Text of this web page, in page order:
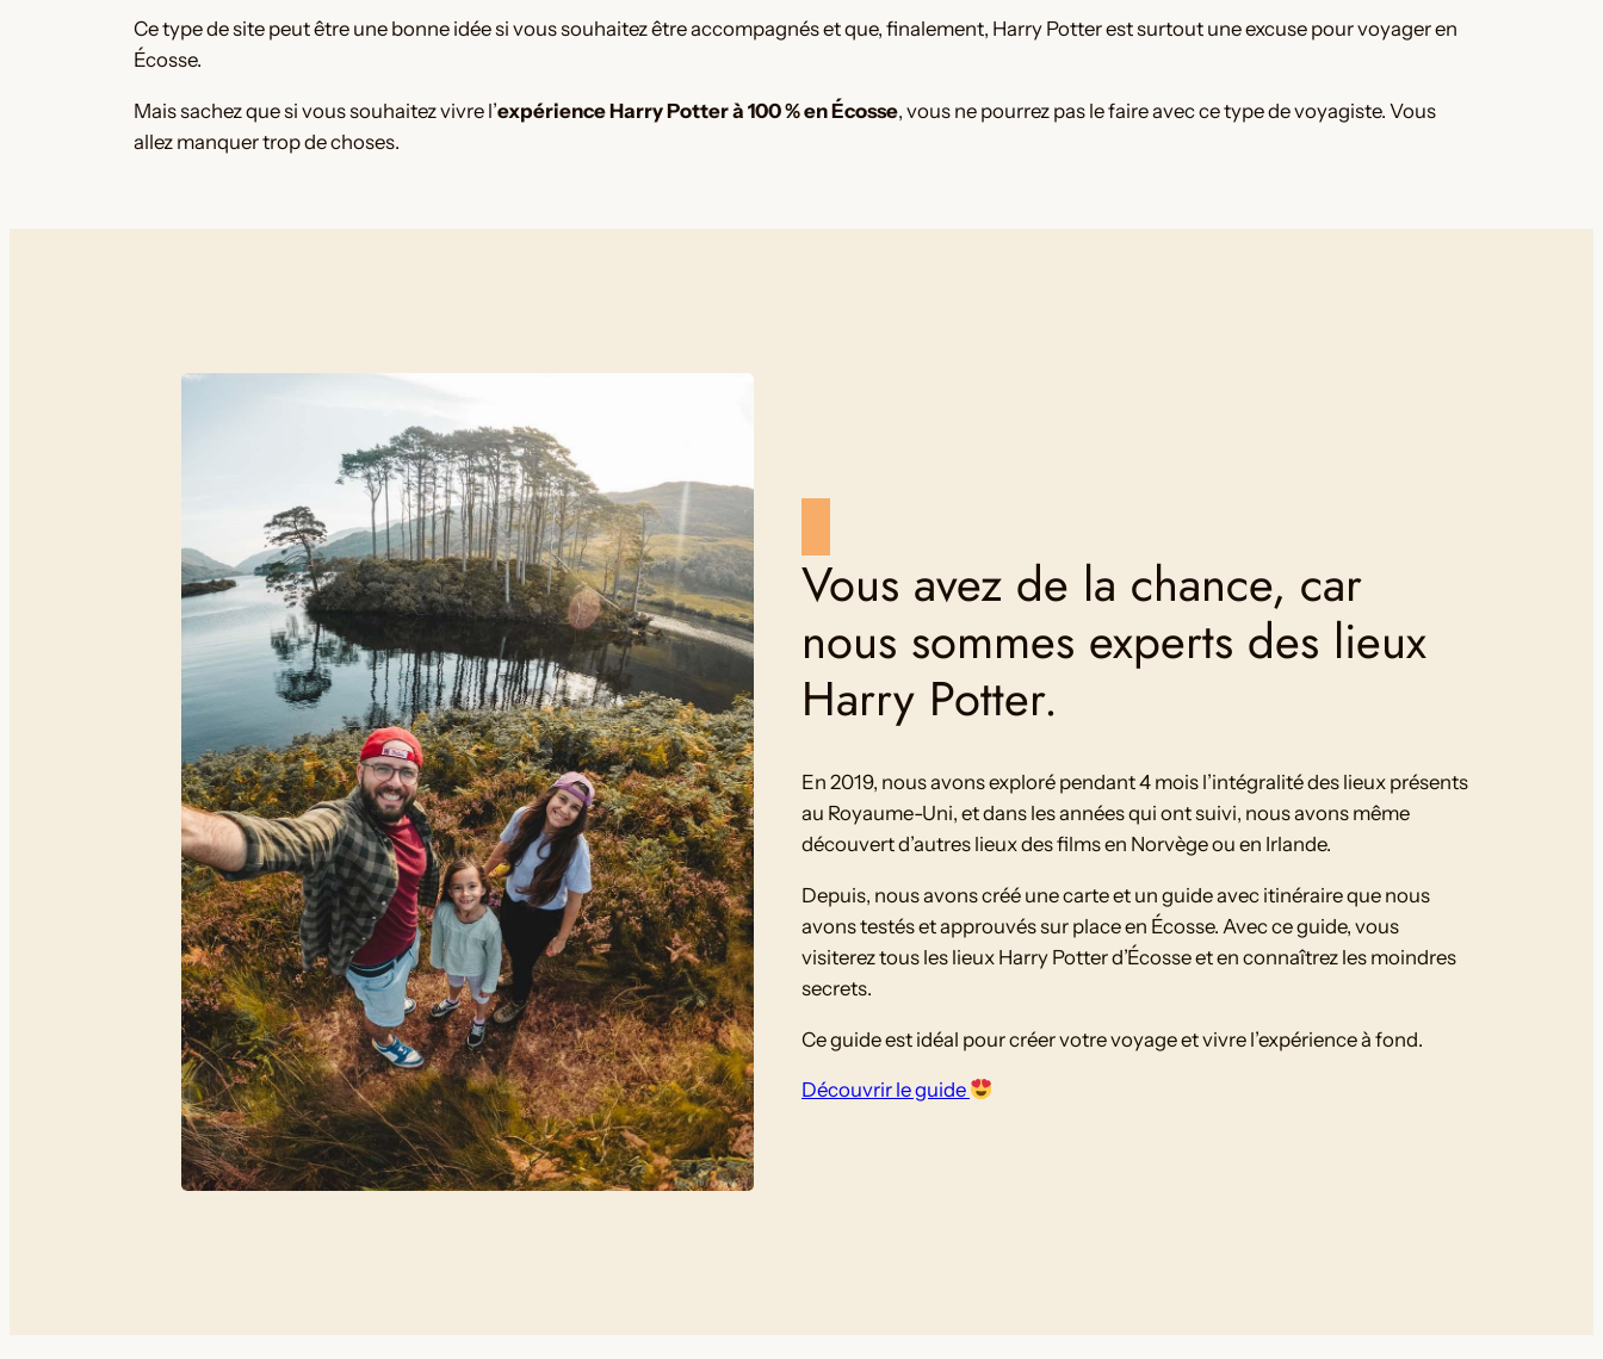
Ce type de site peut être une bonne idée si vous souhaitez être accompagnés et que, finalement, Harry Potter est surtout une excuse pour voyager en
Écosse.
Mais sachez que si vous souhaitez vivre l’expérience Harry Potter à 100 % en Écosse, vous ne pourrez pas le faire avec ce type de voyagiste. Vous
allez manquer trop de choses.
Vous avez de la chance, car
nous sommes experts des lieux
Harry Potter.
En 2019, nous avons exploré pendant 4 mois l’intégralité des lieux présents
au Royaume-Uni, et dans les années qui ont suivi, nous avons même
découvert d’autres lieux des films en Norvège ou en Irlande.
Depuis, nous avons créé une carte et un guide avec itinéraire que nous
avons testés et approuvés sur place en Écosse. Avec ce guide, vous
visiterez tous les lieux Harry Potter d’Écosse et en connaîtrez les moindres
secrets.
Ce guide est idéal pour créer votre voyage et vivre l’expérience à fond.
Découvrir le guide